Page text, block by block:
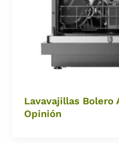
Lavavajillas Bolero
Opinión